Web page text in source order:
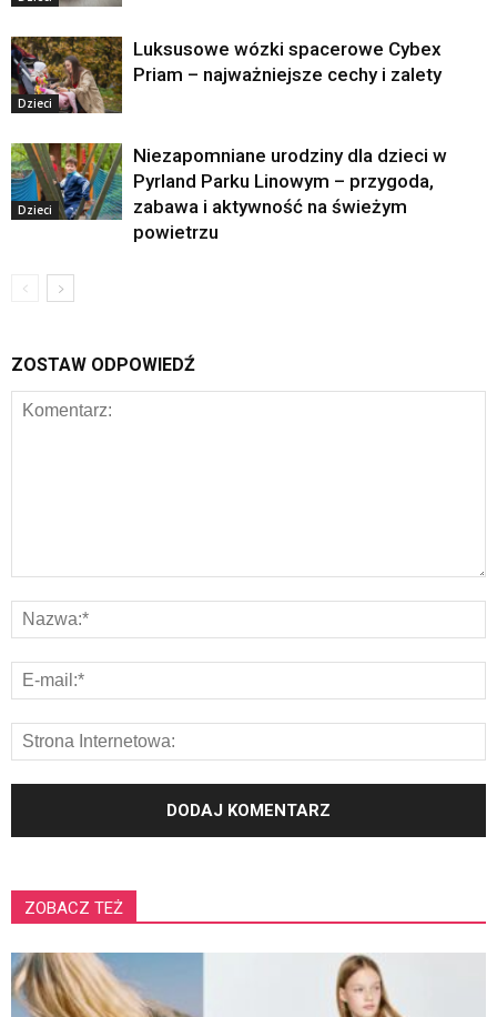
Dzieci
Luksusowe wózki spacerowe Cybex
Priam – najważniejsze cechy i zalety
Dzieci
Niezapomniane urodziny dla dzieci w
Pyrland Parku Linowym – przygoda,
zabawa i aktywność na świeżym
powietrzu
ZOSTAW ODPOWIEDŹ
ZOBACZ TEŻ